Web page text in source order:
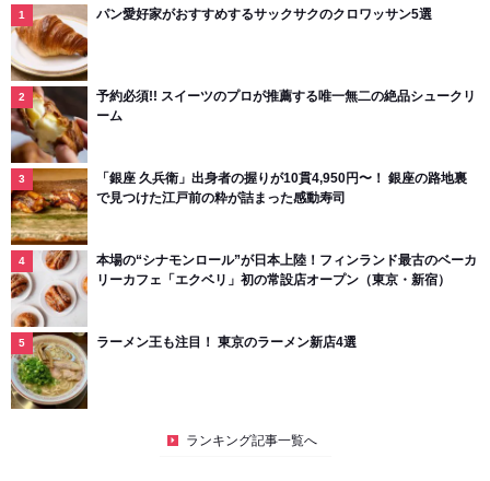
パン愛好家がおすすめするサックサクのクロワッサン5選
予約必須!! スイーツのプロが推薦する唯一無二の絶品シュークリ
ーム
「銀座 久兵衛」出身者の握りが10貫4,950円〜！ 銀座の路地裏
で見つけた江戸前の粋が詰まった感動寿司
本場の“シナモンロール”が日本上陸！フィンランド最古のベーカ
リーカフェ「エクベリ」初の常設店オープン（東京・新宿）
ラーメン王も注目！ 東京のラーメン新店4選
ランキング記事一覧へ